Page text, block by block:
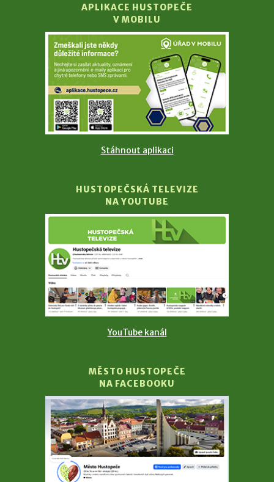
APLIKACE HUSTOPEČE
V MOBILU
Stáhnout aplikaci
HUSTOPEČSKÁ TELEVIZE
NA YOUTUBE
YouTube kanál
MĚSTO HUSTOPEČE
NA FACEBOOKU